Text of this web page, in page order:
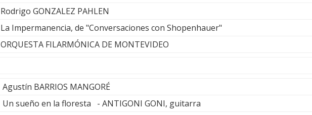
Rodrigo GONZALEZ PAHLEN
La Impermanencia, de "Conversaciones con Shopenhauer"
ORQUESTA FILARMÓNICA DE MONTEVIDEO
Agustín BARRIOS MANGORÉ
Un sueño en la floresta - ANTIGONI GONI, guitarra